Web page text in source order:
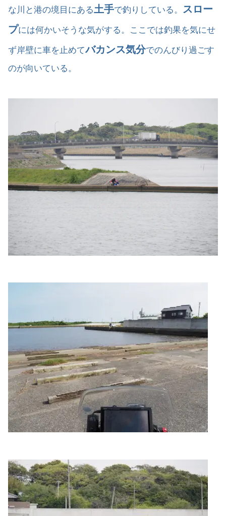
な川と港の境目にある土手で釣りしている。 スロー
プには何かいそうな気がする。ここでは釣果を気にせ
ず岸壁に車を止めてバカンス気分でのんびり過ごす
のが向いている。